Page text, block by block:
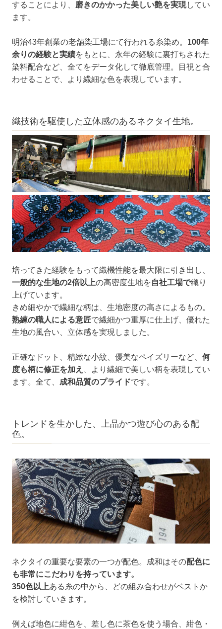
することにより、 磨きのかかった美しい艶を実現してい
ます。
明治43年創業の老舗染工場にて行われる糸染め。 100年
余りの経験と実績をもとに、永年の経験に裏打ちされた
染料配合など、全てをデータ化して徹底管理。目視と合
わせることで、より繊細な色を表現しています。
織技術を駆使した立体感のあるネクタイ生地。
培ってきた経験をもって織機性能を最大限に引き出し、
一般的な生地の2倍以上の高密度生地を自社工場で織り
上げています。
きめ細やかで繊細な柄は、生地密度の高さによるもの。
熟練の職人による意匠で繊細かつ重厚に仕上げ、優れた
生地の風合い、立体感を実現しました。
正確なドット、精緻な小紋、優美なペイズリーなど、 何
度も柄に修正を加え
、より繊細で美しい柄を表現してい
ます。全て、 成和品質のプライドです。
トレンドを生かした、上品かつ遊び心のある配
色。
ネクタイの重要な要素の一つが配色。成和はその配色に
も非常にこだわりを持っています。
350色以上ある糸の中から、どの組み合わせがベストか
を検討していきます。
例えば地色に紺色を、差し色に茶色を使う場合、紺色・